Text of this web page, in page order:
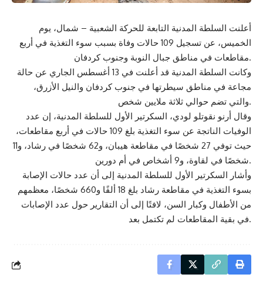
أعلنت السلطة المدنية التابعة للحركة الشعبية – شمال، يوم
الخميس، عن تسجيل 109 حالات وفاة بسبب سوء التغذية في أربع
مقاطعات في مناطق جبال النوبة وجنوب كردفان.
وكانت السلطة المدنية قد أعلنت في 13 أغسطس الجاري عن حالة
مجاعة في مناطق سيطرتها في جنوب كردفان والنيل الأزرق،
والتي تضم حوالي ثلاثة ملايين شخص.
وقال أرنو نقوتلو لودي، السكرتير الأول للسلطة المدنية، إن عدد
الوفيات الناتجة عن سوء التغذية بلغ 109 حالات في أربع مقاطعات،
حيث توفي 27 شخصًا في مقاطعة هيبان، و62 شخصًا في رشاد، و11
شخصًا في لقاوة، و9 أشخاص في أم دورين.
وأشار السكرتير الأول للسلطة المدنية إلى أن عدد حالات الإصابة
بسوء التغذية في مقاطعة رشاد بلغ 18 ألفًا و660 شخصًا، معظمهم
من الأطفال وكبار السن، لافتًا إلى أن التقارير حول عدد الإصابات
في بقية المقاطعات لم تكتمل بعد.